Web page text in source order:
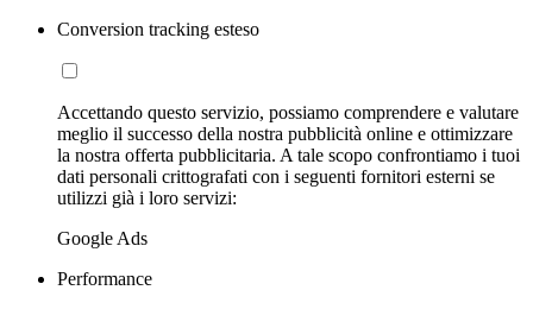
Conversion tracking esteso
Accettando questo servizio, possiamo comprendere e valutare
meglio il successo della nostra pubblicità online e ottimizzare
la nostra offerta pubblicitaria. A tale scopo confrontiamo i tuoi
dati personali crittografati con i seguenti fornitori esterni se
utilizzi già i loro servizi:
Google Ads
Performance